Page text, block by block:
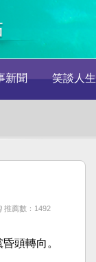
新聞 笑談人生
推薦數：1492
頭轉向。